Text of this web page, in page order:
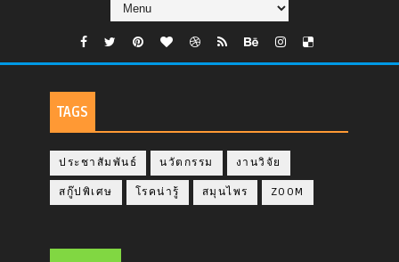
TAGS
ประชาสัมพันธ์ นวัตกรรม งานวิจัย
สกู๊ปพิเศษ โรคน่ารู้ สมุนไพร ZOOM